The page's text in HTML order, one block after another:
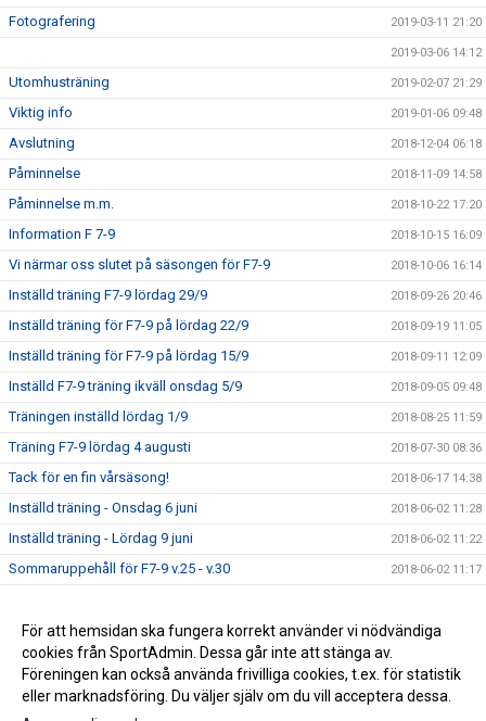
Fotografering 2019-03-11 21:20
2019-03-06 14:12
Utomhusträning 2019-02-07 21:29
Viktig info 2019-01-06 09:48
Avslutning 2018-12-04 06:18
Påminnelse 2018-11-09 14:58
Påminnelse m.m. 2018-10-22 17:20
Information F 7-9 2018-10-15 16:09
Vi närmar oss slutet på säsongen för F7-9 2018-10-06 16:14
Inställd träning F7-9 lördag 29/9 2018-09-26 20:46
Inställd träning för F7-9 på lördag 22/9 2018-09-19 11:05
Inställd träning för F7-9 på lördag 15/9 2018-09-11 12:09
Inställd F7-9 träning ikväll onsdag 5/9 2018-09-05 09:48
Träningen inställd lördag 1/9 2018-08-25 11:59
Träning F7-9 lördag 4 augusti 2018-07-30 08:36
Tack för en fin vårsäsong! 2018-06-17 14:38
Inställd träning - Onsdag 6 juni 2018-06-02 11:28
Inställd träning - Lördag 9 juni 2018-06-02 11:22
Sommaruppehåll för F7-9 v.25 - v.30 2018-06-02 11:17
Seriepremiären för F9 avklarad 2018-04-16 08:01
Kalendern uppdaterad med träningstider 2018-04-05 21:23
För att hemsidan ska fungera korrekt använder vi nödvändiga
cookies från SportAdmin. Dessa går inte att stänga av.
Föreningen kan också använda frivilliga cookies, t.ex. för statistik
eller marknadsföring. Du väljer själv om du vill acceptera dessa.